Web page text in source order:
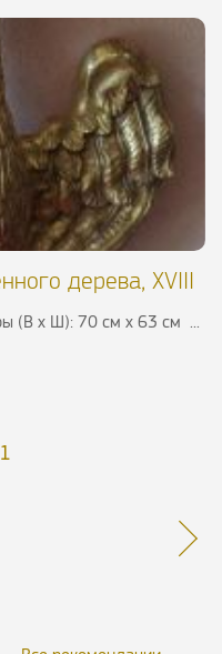
дерева, XVIII
(В х Ш): 70 см х 63 см ...
1